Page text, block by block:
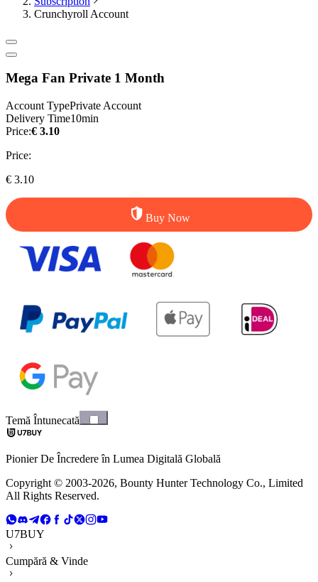
Crunchyroll Account
Mega Fan Private 1 Month
Account TypePrivate Account
Delivery Time10min
Price:€ 3.10
Price:
€ 3.10
Buy Now
Temă Întunecată
Pionier De Încredere în Lumea Digitală Globală
Copyright © 2003-2026, Bounty Hunter Technology Co., Limited
All Rights Reserved.
U7BUY
Cumpără & Vinde